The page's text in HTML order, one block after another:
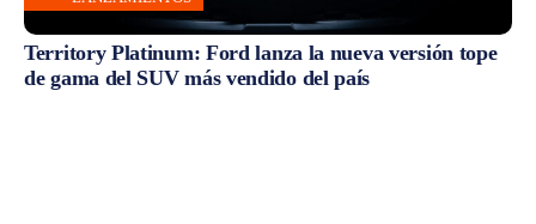
Territory Platinum: Ford lanza la nueva versión tope
de gama del SUV más vendido del país